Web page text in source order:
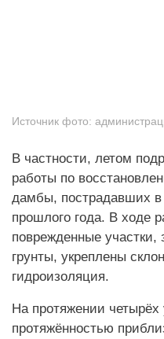
Источник фото:
В частности, летом
работы по
дамбы, пострадавших в
прошлого года. В ходе
поврежденные
грунты, укреплены
гидроизоляция.
На протяжении четырёх
протяжённостью